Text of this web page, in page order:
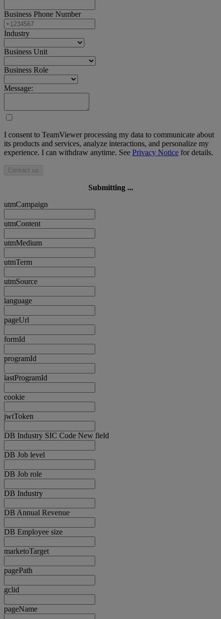
Business Phone Number
Industry
Business Unit
Business Role
Message:
I consent to TeamViewer processing my data to communicate about
its products and services, analyze interactions, and personalize my
experience. I can withdraw anytime. See Privacy Notice for details.
Contact us
Submitting ...
utmCampaign
utmContent
utmMedium
utmTerm
utmSource
language
pageUrl
formId
programId
lastProgramId
cookie
jwtToken
DB Industry SIC Code New field
DB Job level
DB Job role
DB Industry
DB Annual Revenue
DB Employee size
marketoTarget
pagePath
gclid
pageName